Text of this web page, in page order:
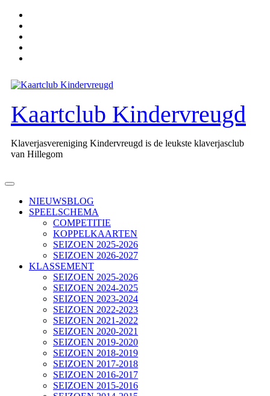
naar
inhoud
Kaartclub Kindervreugd
Klaverjasvereniging Kindervreugd is de leukste klaverjasclub
van Hillegom
Open
NIEUWSBLOG
SPEELSCHEMA
COMPETITIE
KOPPELKAARTEN
SEIZOEN 2025-2026
SEIZOEN 2026-2027
KLASSEMENT
SEIZOEN 2025-2026
SEIZOEN 2024-2025
SEIZOEN 2023-2024
SEIZOEN 2022-2023
SEIZOEN 2021-2022
SEIZOEN 2020-2021
SEIZOEN 2019-2020
SEIZOEN 2018-2019
SEIZOEN 2017-2018
SEIZOEN 2016-2017
SEIZOEN 2015-2016